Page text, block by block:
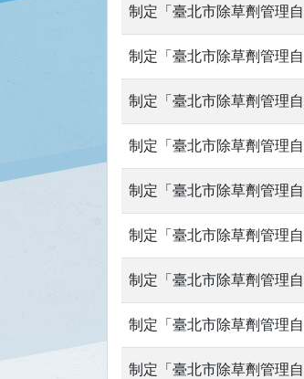
制定「臺北市除草劑管理自
制定「臺北市除草劑管理自
制定「臺北市除草劑管理自
制定「臺北市除草劑管理自
制定「臺北市除草劑管理自
制定「臺北市除草劑管理自
制定「臺北市除草劑管理自
制定「臺北市除草劑管理自
制定「臺北市除草劑管理自